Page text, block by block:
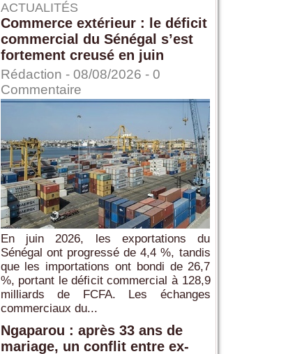
ACTUALITÉS
Commerce extérieur : le déficit
commercial du Sénégal s’est
fortement creusé en juin
Rédaction - 08/08/2026 - 0
Commentaire
En juin 2026, les exportations du
Sénégal ont progressé de 4,4 %, tandis
que les importations ont bondi de 26,7
%, portant le déficit commercial à 128,9
milliards de FCFA. Les échanges
commerciaux du...
Ngaparou : après 33 ans de
mariage, un conflit entre ex-